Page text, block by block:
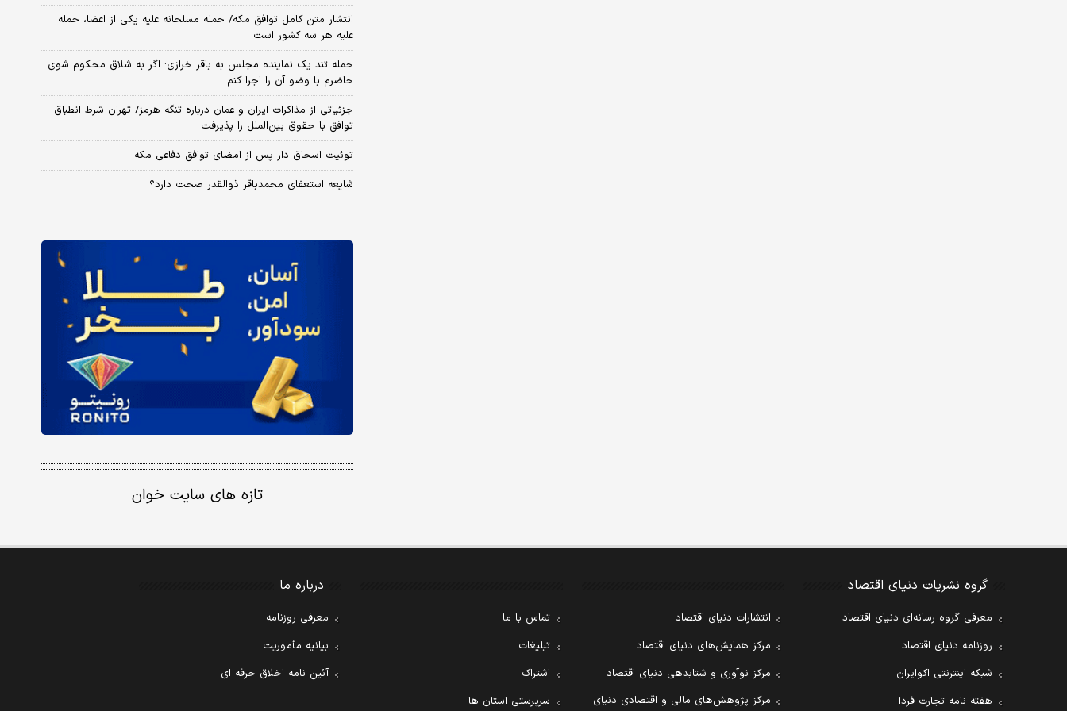
انتشار متن کامل توافق مکه/ حمله مسلحانه علیه یکی از اعضا، حمله
علیه هر سه کشور است
حمله تند یک نماینده مجلس به باقر خرازی: اگر به شلاق محکوم شوی
حاضرم با وضو آن را اجرا کنم
جزئیاتی از مذاکرات ایران و عمان درباره تنگه هرمز/ تهران شرط انطباق
توافق با حقوق بین‌الملل را پذیرفت
توئیت اسحاق دار پس از امضای توافق دفاعی مکه
شایعه استعفای محمدباقر ذوالقدر صحت دارد؟
تازه های سایت خوان
گروه نشریات دنیای اقتصاد
معرفی گروه رسانه‌ای دنیای اقتصاد
روزنامه دنیای اقتصاد
شبکه اینترنتی اکوایران
هفته نامه تجارت فردا
انتشارات دنیای اقتصاد
مرکز همایش‌های دنیای اقتصاد
مرکز نوآوری و شتابدهی دنیای اقتصاد
مرکز پژوهش‌های مالی و اقتصادی دنیای
تماس با ما
تبلیغات
اشتراک
سرپرستی استان ها
درباره ما
معرفی روزنامه
بیانیه مأموریت
آئین نامه اخلاق حرفه ای